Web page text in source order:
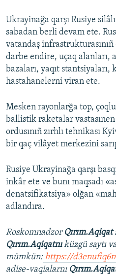
Ukrayinağa qarşı Rusiye
sabadan berli devam ete.
vatandaş
darbe endire, uçaq alanları,
bazaları, yaqıt stantsiyaları,
hastahanelerni viran ete.
Mesken rayonlarğa top,
ballistik raketalar vastasınen
ordusınıñ zırhlı tehnikası
bir qaç vilâyet merkezini
Rusiye Ukrayinağa qarşı
inkâr ete ve bunı maqsadı
denatsifikatsiya» olğan
adlandıra.
Roskomnadzor Qırım.Aqiqat
Qırım.Aqiqatnıküzgü saytı
mümkün: https://
adise-vaqialarnı